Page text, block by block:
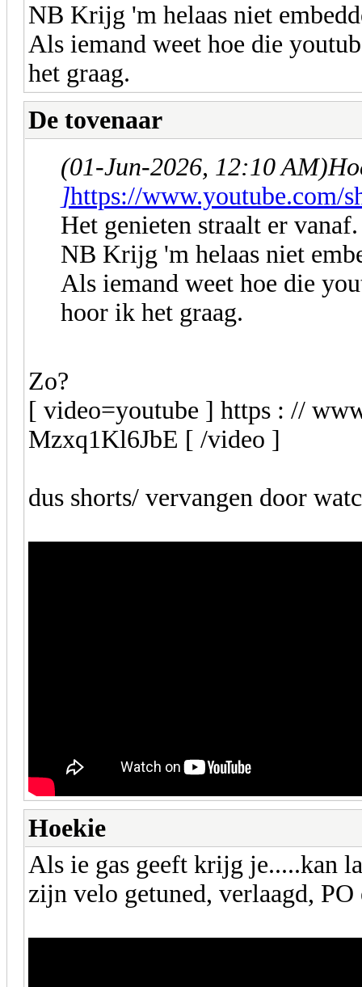
NB Krijg 'm helaas niet
Als iemand weet hoe die
het graag.
De tovenaar
(01-Jun-2026, 12:10 AM)
]https://www.youtube.com/
Het genieten straalt er vanaf.
NB Krijg 'm helaas niet
Als iemand weet hoe die
hoor ik het graag.
Zo?
[ video=youtube ] https : //
Mzxq1Kl6JbE [ /video ]
dus shorts/ vervangen door
Hoekie
Als ie gas geeft krijg je.....kan
zijn velo getuned, verlaagd,